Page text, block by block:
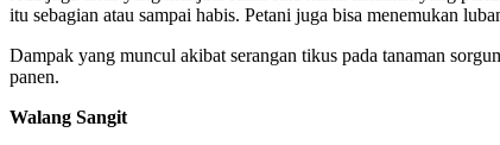
itu sebagian atau sampai habis. Petani juga bisa menemukan
Dampak yang muncul akibat serangan tikus pada tanaman
panen.
Walang Sangit